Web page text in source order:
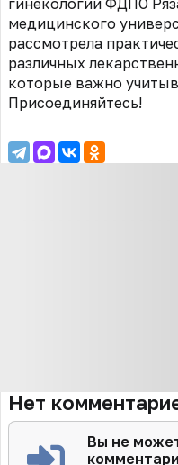
гинекологии ФДПО
медицинского
рассмотрела
различных
которые важно
Присоединяйтесь!
Нет
Вы не